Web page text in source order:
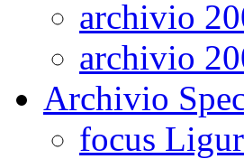
archivio
archivio
Archivio
focus